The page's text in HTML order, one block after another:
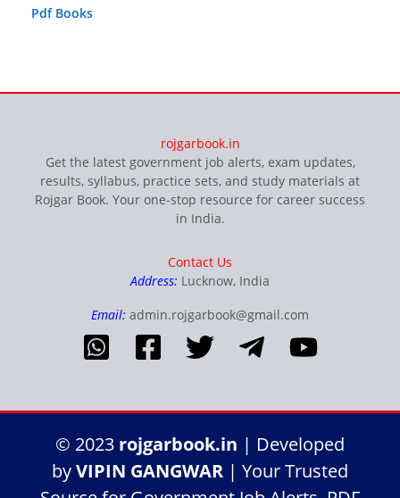
Pdf Books
rojgarbook.in
Get the latest government job alerts, exam updates,
results, syllabus, practice sets, and study materials at
Rojgar Book. Your one-stop resource for career success
in India.
Contact Us
Address: Lucknow, India
Email: admin.rojgarbook@gmail.com
© 2023 rojgarbook.in | Developed
byVIPIN GANGWAR | Your Trusted